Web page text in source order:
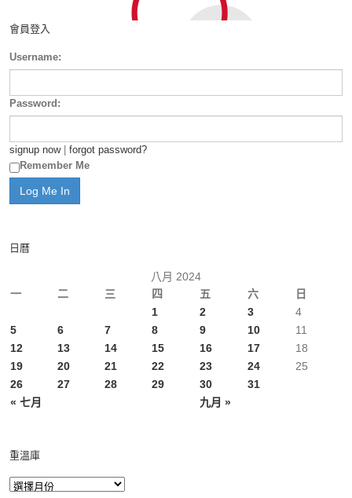
會員登入
Username:
Password:
signup now| forgot password?
Remember Me
日曆
八月 2024
一
二 三 四 五 六 日
« 七月 九月 »
1 2 3
4
5
6 7 8 9 10
11
12
13 14 15 16 17
18
19
20 21 22 23 24
25
26
27 28 29 30 31
重溫庫